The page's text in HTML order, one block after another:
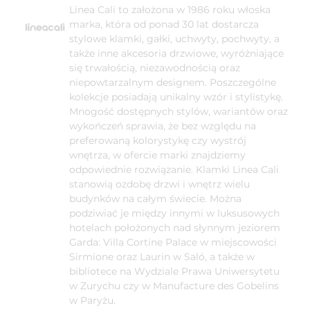
Linea Cali to założona w 1986 roku włoska
marka, która od ponad 30 lat dostarcza
stylowe klamki, gałki, uchwyty, pochwyty, a
także inne akcesoria drzwiowe, wyróżniające
się trwałością, niezawodnością oraz
niepowtarzalnym designem. Poszczególne
kolekcje posiadają unikalny wzór i stylistykę.
Mnogość dostępnych stylów, wariantów oraz
wykończeń sprawia, że bez względu na
preferowaną kolorystykę czy wystrój
wnętrza, w ofercie marki znajdziemy
odpowiednie rozwiązanie. Klamki Linea Cali
stanowią ozdobę drzwi i wnętrz wielu
budynków na całym świecie. Można
podziwiać je między innymi w luksusowych
hotelach położonych nad słynnym jeziorem
Garda: Villa Cortine Palace w miejscowości
Sirmione oraz Laurin w Saló, a także w
bibliotece na Wydziale Prawa Uniwersytetu
w Zurychu czy w Manufacture des Gobelins
w Paryżu.